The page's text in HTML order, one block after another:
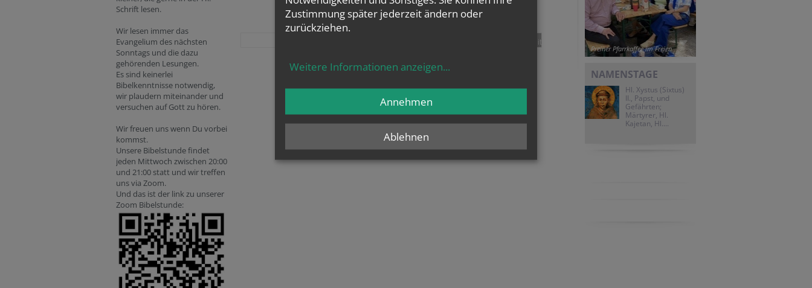
Schrift lesen.
Wir lesen immer das
Evangelium des nächsten
Sonntags und die dazu
gehörenden Lesungen.
Es sind keinerlei
Bibelkenntnisse notwendig,
wir plaudern miteinander und
versuchen auf Gott zu hören.
Wir freuen uns wenn Du vorbei
kommst.
Unsere Bibelstunde findet
jeden Mittwoch zwischen 20:00
und 21:00 statt und wir treffen
uns via Zoom.
Und das ist der link zu unserer
Zoom Bibelstunde:
pin it
Preiner Pfarrkaffee im Freien
NAMENSTAGE
Hl. Xystus (Sixtus)
II., Papst, und
Gefährten;
Märtyrer, Hl.
Kajetan, Hl....
Zustimmung später jederzeit ändern oder
zurückziehen.
Weitere Informationen anzeigen...
Ablehnen
Annehmen